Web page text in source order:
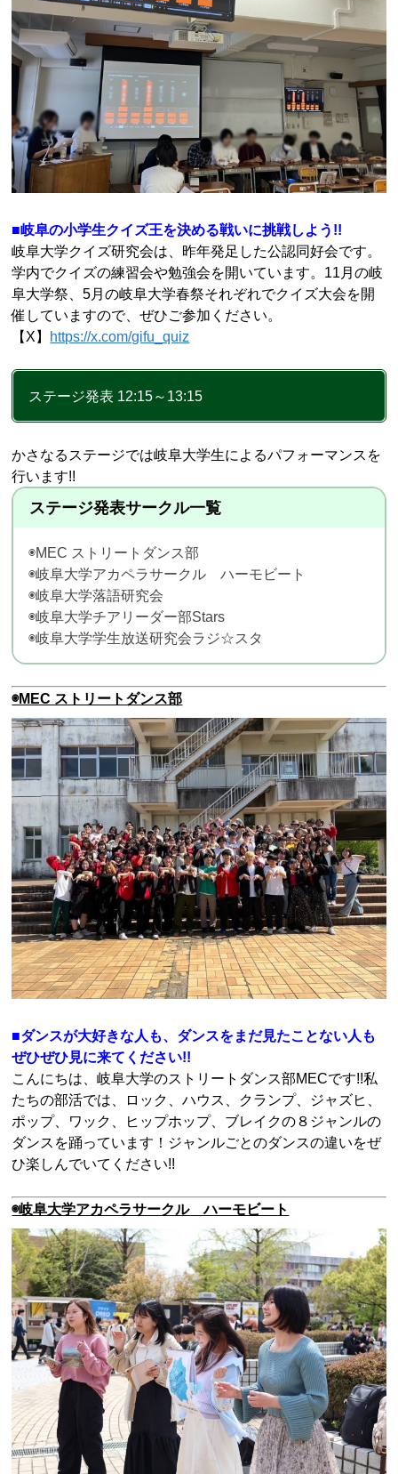
■岐阜の小学生クイズ王を決める戦いに挑戦しよう!!
岐阜大学クイズ研究会は、昨年発足した公認同好会です。
学内でクイズの練習会や勉強会を開いています。11月の岐
阜大学祭、5月の岐阜大学春祭それぞれでクイズ大会を開
催していますので、ぜひご参加ください。
【X】 https://x.com/gifu_quiz
ステージ発表 12:15～13:15
かさなるステージでは岐阜大学生によるパフォーマンスを
行います!!
ステージ発表サークル一覧
◉MEC ストリートダンス部
◉岐阜大学アカペラサークル ハーモビート
◉岐阜大学落語研究会
◉岐阜大学チアリーダー部Stars
◉岐阜大学学生放送研究会ラジ☆スタ
◉MEC ストリートダンス部
■ダンスが大好きな人も、ダンスをまだ見たことない人も
ぜひぜひ見に来てください!!
こんにちは、岐阜大学のストリートダンス部MECです!!私
たちの部活では、ロック、ハウス、クランプ、ジャズヒ、
ポップ、ワック、ヒップホップ、ブレイクの８ジャンルの
ダンスを踊っています！ジャンルごとのダンスの違いをぜ
ひ楽しんでいてください!!
◉岐阜大学アカペラサークル ハーモビート